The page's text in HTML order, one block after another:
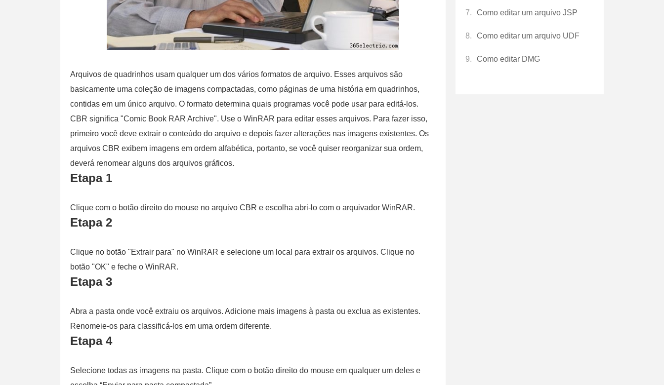
Arquivos de quadrinhos usam qualquer um dos vários formatos de arquivo. Esses arquivos são
basicamente uma coleção de imagens compactadas, como páginas de uma história em quadrinhos,
contidas em um único arquivo. O formato determina quais programas você pode usar para editá-los.
CBR significa "Comic Book RAR Archive". Use o WinRAR para editar esses arquivos. Para fazer isso,
primeiro você deve extrair o conteúdo do arquivo e depois fazer alterações nas imagens existentes. Os
arquivos CBR exibem imagens em ordem alfabética, portanto, se você quiser reorganizar sua ordem,
deverá renomear alguns dos arquivos gráficos.
Etapa 1
Clique com o botão direito do mouse no arquivo CBR e escolha abri-lo com o arquivador WinRAR.
Etapa 2
Clique no botão "Extrair para" no WinRAR e selecione um local para extrair os arquivos. Clique no
botão "OK" e feche o WinRAR.
Etapa 3
Abra a pasta onde você extraiu os arquivos. Adicione mais imagens à pasta ou exclua as existentes.
Renomeie-os para classificá-los em uma ordem diferente.
Etapa 4
Selecione todas as imagens na pasta. Clique com o botão direito do mouse em qualquer um deles e
Como editar um arquivo JSP
Como editar um arquivo UDF
Como editar DMG